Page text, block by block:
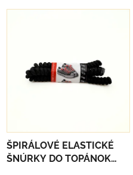
ŠPIRÁLOVÉ ELASTICKÉ
ŠNÚRKY DO TOPÁNOK